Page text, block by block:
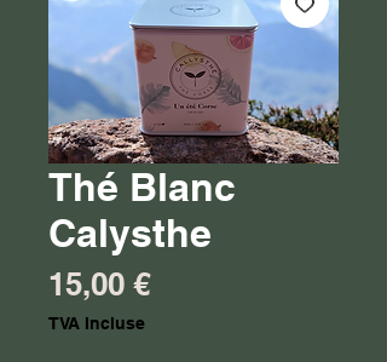
Thé Blanc
Calysthe
15,00 €Prix
TVA Incluse